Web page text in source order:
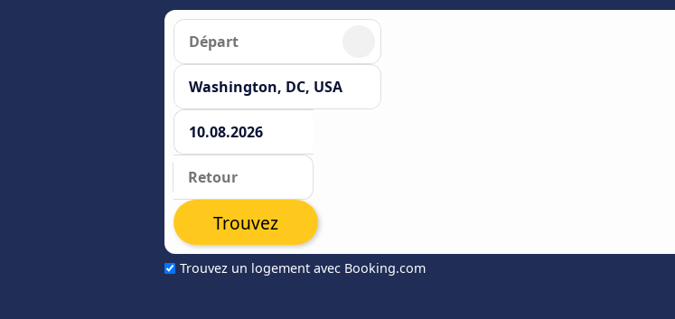
Trouvez un logement avec Booking.com
Trouvez